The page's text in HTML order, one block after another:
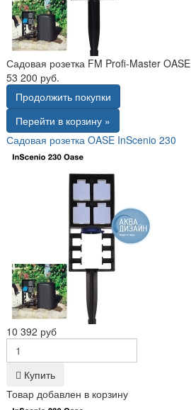
Садовая розетка FM Profi-Master OASE
53 200 руб.
Продолжить покупки
Перейти в корзину »
Садовая розетка OASE InScenio 230
10 392 руб
Купить
Товар добавлен в корзину